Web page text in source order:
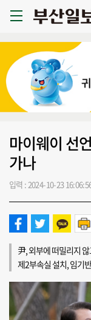
마이웨이 선
가나
입력 : 2024-10-23
尹, 외부에 떠밀리지
제2부속실 설치, 임기